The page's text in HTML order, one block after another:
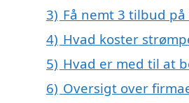
3) Få nemt 3 tilbud
4) Hvad koster
5) Hvad er med til at
6) Oversigt over